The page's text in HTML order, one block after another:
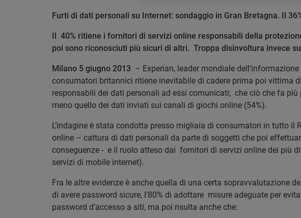
Furti di dati personali su Internet: sondaggio in Gran Bretagna. Il
Il 40% ritiene i fornitori di servizi online responsabili della
poi sono riconosciuti più sicuri di altri. Troppa disinvoltura invece
Milano 5 giugno 2013 – Experian, leader mondiale
consumatori britannici ritiene inevitabile di cadere prima poi vittima
responsabili dei dati personali ad essi comunicati; che ciò che fa
meno quello dei dati inviati sui canali di giochi online (54%).
L’indagine è stata condotta presso migliaia di consumatori in tutto
online – cattura di dati personali da parte di soggetti che poi
conseguenze - e il ruolo atteso dai fornitori di servizi online dei più
servizi di mobile internet).
Fra le altre evidenze è anche quella di una certa sopravvalutazione
di avere password sicure, l’80% di adottare misure adeguate per
password d’accesso a siti, ma poi risulta anche che: